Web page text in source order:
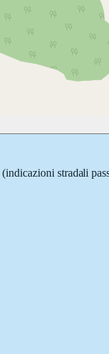
(indicazioni stradali